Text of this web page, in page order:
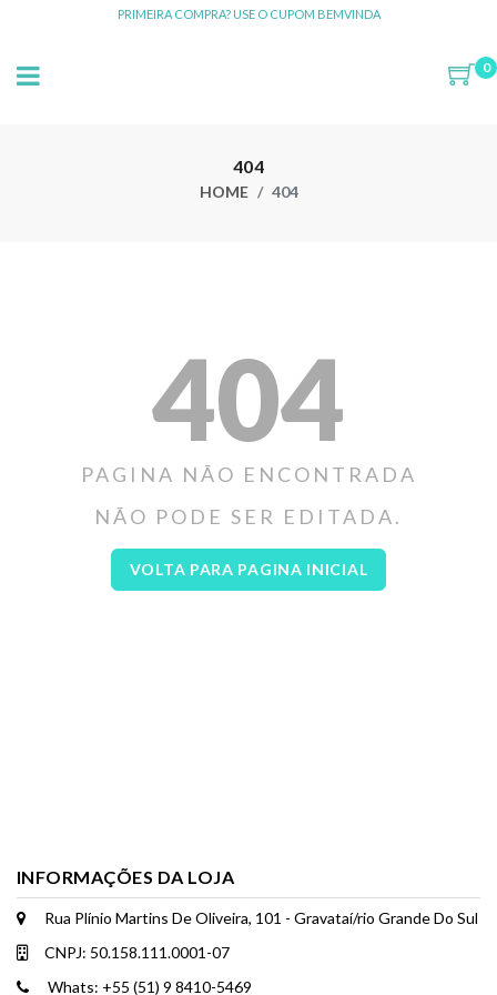
PRIMEIRA COMPRA? USE O CUPOM BEMVINDA
0
404
HOME 404
404
PAGINA NÃO ENCONTRADA
NÃO PODE SER EDITADA.
VOLTA PARA PAGINA INICIAL
INFORMAÇÕES DA LOJA
Rua Plínio Martins De Oliveira, 101 - Gravataí/rio Grande Do Sul
CNPJ: 50.158.111.0001-07
Whats: +55 (51) 9 8410-5469